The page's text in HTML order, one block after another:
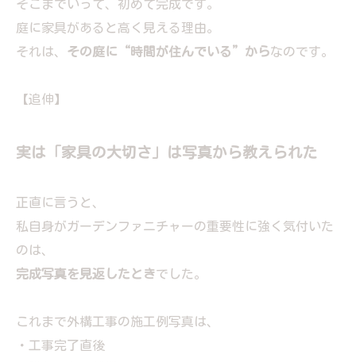
そこまでいって、初めて完成です。
庭に家具があると高く見える理由。
それは、 その庭に“時間が住んでいる”からなのです。
【追伸】
実は「家具の大切さ」は写真から教えられた
正直に言うと、
私自身がガーデンファニチャーの重要性に強く気付いた
のは、
完成写真を見返したときでした。
これまで外構工事の施工例写真は、
・工事完了直後